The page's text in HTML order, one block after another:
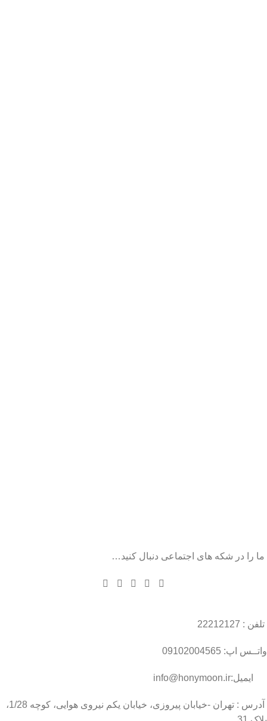
ما را در شکه های اجتماعی دنبال کنید…
تلفن : 22212127
واتــس اپ: 09102004565
ایمیل:info@honymoon.ir
آدرس : تهران -خیابان پیروزی، خیابان یکم نیروی هوایی، کوچه 1/28،